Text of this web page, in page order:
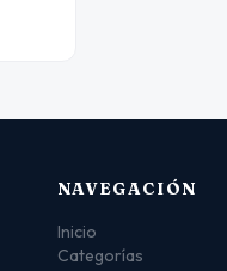
NAVEGACIÓN
Inicio
Categorías